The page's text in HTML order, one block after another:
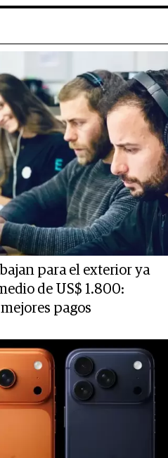
para el exterior ya
de US$ 1.800:
pagos